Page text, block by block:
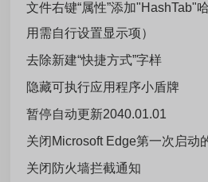
文件右键“属性”添加"HashTab"
用需自行设置显示项）
去除新建“快捷方式”字样
隐藏可执行应用程序小盾牌
暂停自动更新2040.01.01
关闭Microsoft Edge第一次启动
关闭防火墙拦截通知